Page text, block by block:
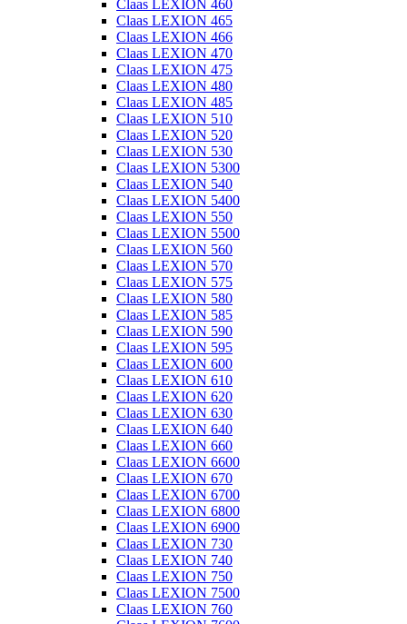
Claas LEXION 460
Claas LEXION 465
Claas LEXION 466
Claas LEXION 470
Claas LEXION 475
Claas LEXION 480
Claas LEXION 485
Claas LEXION 510
Claas LEXION 520
Claas LEXION 530
Claas LEXION 5300
Claas LEXION 540
Claas LEXION 5400
Claas LEXION 550
Claas LEXION 5500
Claas LEXION 560
Claas LEXION 570
Claas LEXION 575
Claas LEXION 580
Claas LEXION 585
Claas LEXION 590
Claas LEXION 595
Claas LEXION 600
Claas LEXION 610
Claas LEXION 620
Claas LEXION 630
Claas LEXION 640
Claas LEXION 660
Claas LEXION 6600
Claas LEXION 670
Claas LEXION 6700
Claas LEXION 6800
Claas LEXION 6900
Claas LEXION 730
Claas LEXION 740
Claas LEXION 750
Claas LEXION 7500
Claas LEXION 760